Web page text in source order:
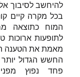
להיחשב לסיבוך
בכל מקרה קיים
המוח כתוצאה
לתופעות ארוכות
מאמת את הטענה
החשש הגדול
פחד נפוץ